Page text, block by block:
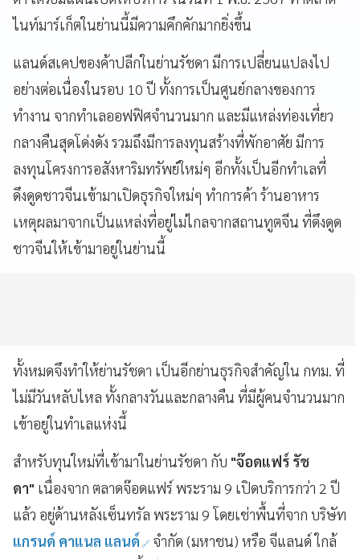
ไนท์มาร์เก็ตในย่านนี้มีความคึกคักมากยิ่งขึ้น
แลนด์สเคปของค้าปลีกในย่านรัชดา มีการเปลี่ยนแปลงไป
อย่างต่อเนื่องในรอบ 10 ปี ทั้งการเป็นศูนย์กลางของการ
ทำงาน จากทำเลออฟฟิศจำนวนมาก และมีแหล่งท่องเที่ยว
กลางคืนสุดโด่งดัง รวมถึงมีการลงทุนสร้างที่พักอาศัย มีการ
ลงทุนโครงการอสังหาริมทรัพย์ใหม่ๆ อีกทั้งเป็นอีกทำเลที่
ดึงดูดชาวจีนเข้ามาเปิดธุรกิจใหม่ๆ ทำการค้า ร้านอาหาร
เหตุผลมาจากเป็นแหล่งที่อยู่ไม่ไกลจากสถานทูตจีน ที่ดึงดูด
ชาวจีนให้เข้ามาอยู่ในย่านนี้
ทั้งหมดจึงทำให้ย่านรัชดา เป็นอีกย่านธุรกิจสำคัญใน กทม. ที่
ไม่มีวันหลับไหล ทั้งกลางวันและกลางคืน ที่มีผู้คนจำนวนมาก
เข้าอยู่ในทำเลแห่งนี้
สำหรับทุนใหม่ที่เข้ามาในย่านรัชดา กับ "จ๊อดแฟร์ รัช
ดา" เนื่องจาก ตลาดจ๊อดแฟร์ พระราม 9 เปิดบริการกว่า 2 ปี
แล้ว อยู่ด้านหลังเซ็นทรัล พระราม 9 โดยเช่าพื้นที่จาก บริษัท
แกรนด์ คาแนล แลนด์ จำกัด (มหาชน) หรือ จีแลนด์ ใกล้